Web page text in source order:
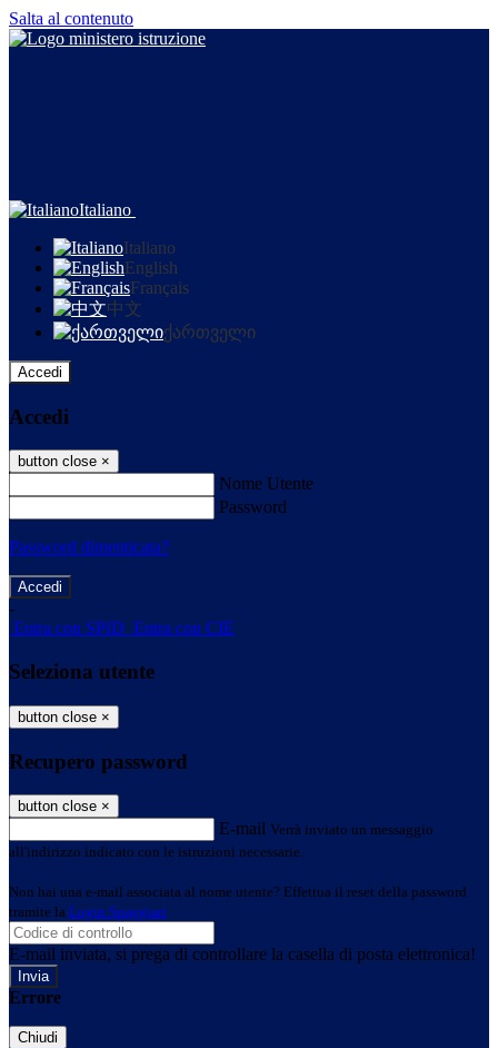
Salta al contenuto
Italiano
Italiano
English
Français
中文
ქართველი
Accedi
Accedi
button close ×
Nome Utente
Password
Password dimenticata?
-
Entra con SPID Entra con CIE
Seleziona utente
button close ×
Recupero password
button close ×
E-mail Verrà inviato un messaggio
all'indirizzo indicato con le istruzioni necessarie.
Non hai una e-mail associata al nome utente? Effettua il reset della password
tramite la Login Spaggiari
E-mail inviata, si prega di controllare la casella di posta elettronica!
Errore
Chiudi